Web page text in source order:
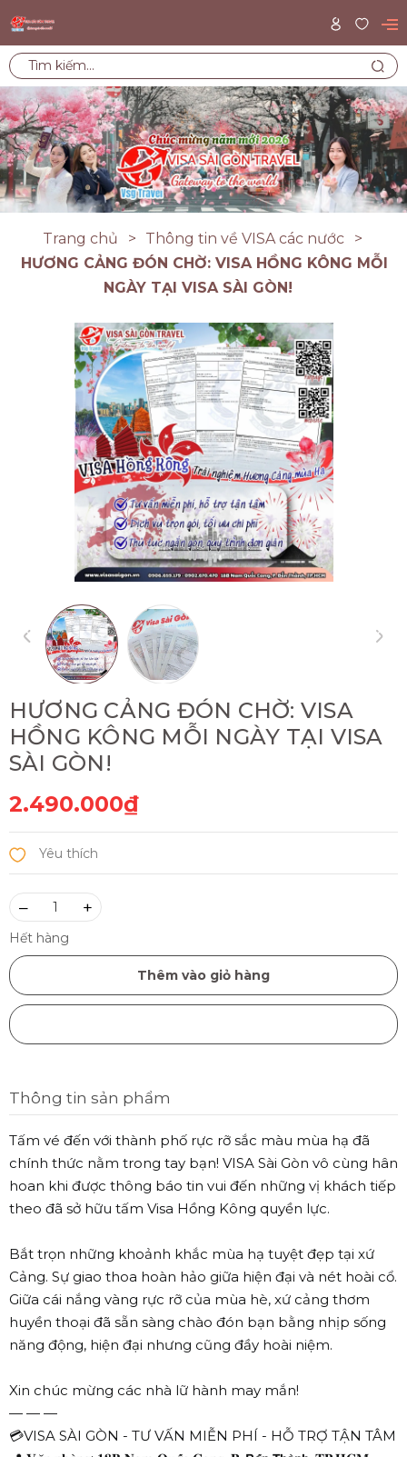
Trang chủ
Thông tin về VISA các nước
HƯƠNG CẢNG ĐÓN CHỜ: VISA HỒNG KÔNG MỖI
NGÀY TẠI VISA SÀI GÒN!
HƯƠNG CẢNG ĐÓN CHỜ: VISA
HỒNG KÔNG MỖI NGÀY TẠI VISA
SÀI GÒN!
2.490.000₫
– +
Hết hàng
Thêm vào giỏ hàng
Thông tin sản phẩm
Tấm vé đến với thành phố rực rỡ sắc màu mùa hạ đã
chính thức nằm trong tay bạn! VISA Sài Gòn vô cùng hân
hoan khi được thông báo tin vui đến những vị khách tiếp
theo đã sở hữu tấm Visa Hồng Kông quyền lực.
Bắt trọn những khoảnh khắc mùa hạ tuyệt đẹp tại xứ
Cảng. Sự giao thoa hoàn hảo giữa hiện đại và nét hoài cổ.
Giữa cái nắng vàng rực rỡ của mùa hè, xứ cảng thơm
huyền thoại đã sẵn sàng chào đón bạn bằng nhịp sống
năng động, hiện đại nhưng cũng đầy hoài niệm.
Xin chúc mừng các nhà lữ hành may mắn!
— — —
💳VISA SÀI GÒN - TƯ VẤN MIỄN PHÍ - HỖ TRỢ TẬN TÂM